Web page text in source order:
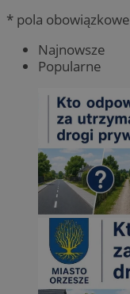
* pola obowiązkowe
Najnowsze
Popularne